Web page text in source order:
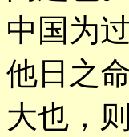
中国为
他日之
大也，